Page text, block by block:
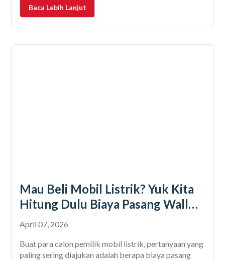
biasanya pertanyaan yang sering
Baca Lebih Lanjut
Mau Beli Mobil Listrik? Yuk Kita
Hitung Dulu Biaya Pasang Wall
Charger
April 07, 2026
Buat para calon pemilik mobil listrik, pertanyaan yang
paling sering diajukan adalah berapa biaya pasang